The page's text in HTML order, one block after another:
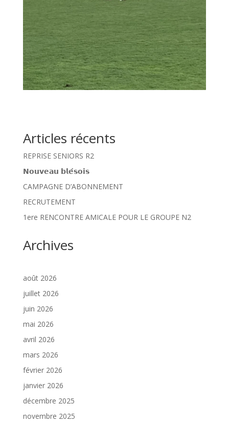
Articles récents
REPRISE SENIORS R2
𝗡𝗼𝘂𝘃𝗲𝗮𝘂 𝗯𝗹𝗲́𝘀𝗼𝗶𝘀
CAMPAGNE D’ABONNEMENT
RECRUTEMENT
1ere RENCONTRE AMICALE POUR LE GROUPE N2
Archives
août 2026
juillet 2026
juin 2026
mai 2026
avril 2026
mars 2026
février 2026
janvier 2026
décembre 2025
novembre 2025